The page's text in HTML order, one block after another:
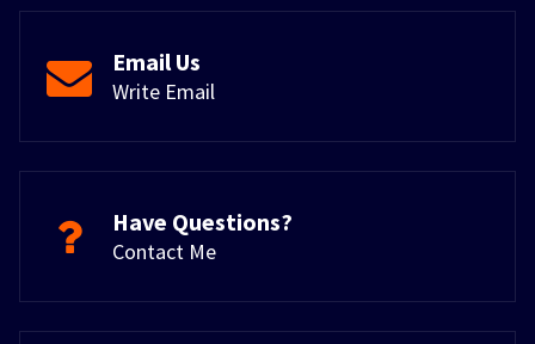
Email Us
Write Email
Have Questions?
Contact Me